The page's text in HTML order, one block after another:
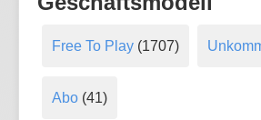
Free To Play(1707)
Abo(41)